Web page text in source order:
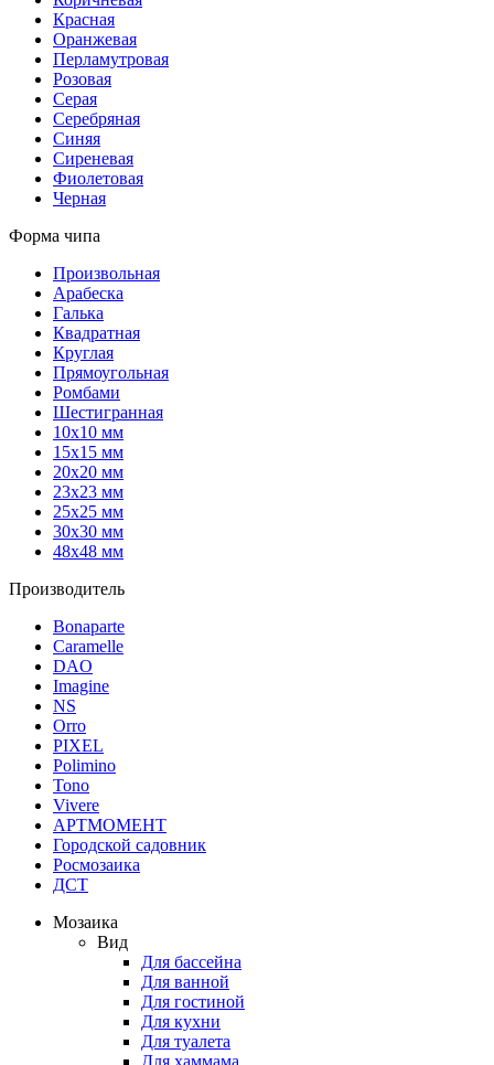
Красная
Оранжевая
Перламутровая
Розовая
Серая
Серебряная
Синяя
Сиреневая
Фиолетовая
Черная
Форма чипа
Произвольная
Арабеска
Галька
Квадратная
Круглая
Прямоугольная
Ромбами
Шестигранная
10х10 мм
15х15 мм
20х20 мм
23х23 мм
25х25 мм
30х30 мм
48х48 мм
Производитель
Bonaparte
Caramelle
DAO
Imagine
NS
Orro
PIXEL
Polimino
Tono
Vivere
АРТМОМЕНТ
Городской садовник
Росмозаика
ДСТ
Мозаика
Вид
Для бассейна
Для ванной
Для гостиной
Для кухни
Для туалета
Для хаммама